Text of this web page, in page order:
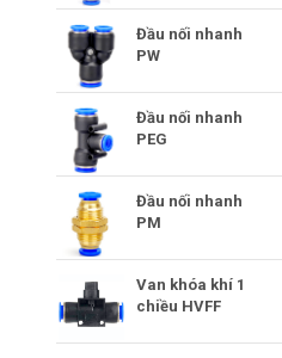
Đầu nối nhanh
PW
Đầu nối nhanh
PEG
Đầu nối nhanh
PM
Van khóa khí 1
chiều HVFF